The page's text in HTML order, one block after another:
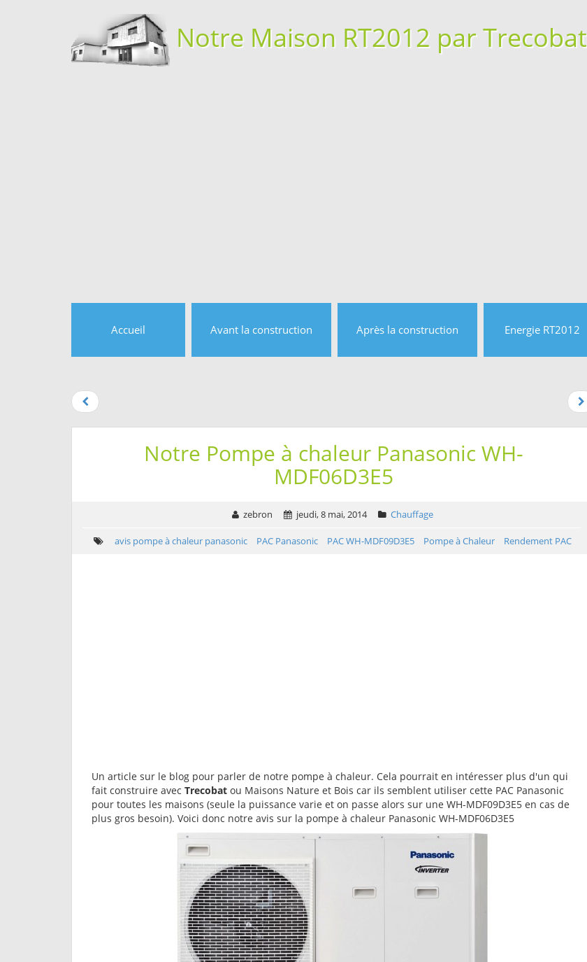
Notre Maison RT2012 par Trecobat
Accueil Avant la construction Après la construction Energie RT2012
Notre Pompe à chaleur Panasonic WH-
MDF06D3E5
zebron jeudi, 8 mai, 2014 Chauffage
avis pompe à chaleur panasonic PAC Panasonic PAC WH-MDF09D3E5 Pompe à Chaleur Rendement PAC
Un article sur le blog pour parler de notre pompe à chaleur. Cela pourrait en intéresser plus d'un qui
fait construire avec Trecobat ou Maisons Nature et Bois car ils semblent utiliser cette PAC Panasonic
pour toutes les maisons (seule la puissance varie et on passe alors sur une WH-MDF09D3E5 en cas de
plus gros besoin). Voici donc notre avis sur la pompe à chaleur Panasonic WH-MDF06D3E5